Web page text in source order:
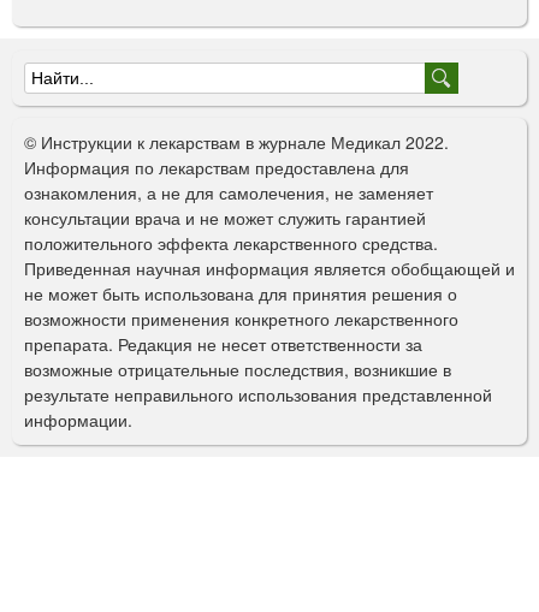
Ф
о
р
м
а
п
о
и
с
к
© Инструкции к лекарствам в журнале Медикал 2022.
Информация по лекарствам предоставлена для
ознакомления, а не для самолечения, не заменяет
консультации врача и не может служить гарантией
положительного эффекта лекарственного средства.
Приведенная научная информация является обобщающей и
не может быть использована для принятия решения о
возможности применения конкретного лекарственного
препарата. Редакция не несет ответственности за
возможные отрицательные последствия, возникшие в
результате неправильного использования представленной
информации.